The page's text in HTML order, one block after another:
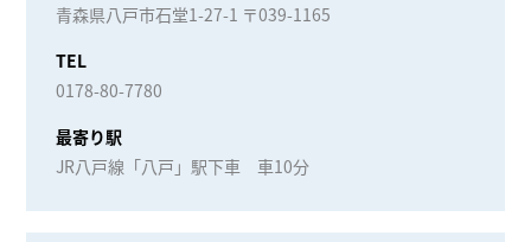
青森県八戸市石堂1-27-1 〒039-1165
TEL
0178-80-7780
最寄り駅
JR八戸線「八戸」駅下車 車10分